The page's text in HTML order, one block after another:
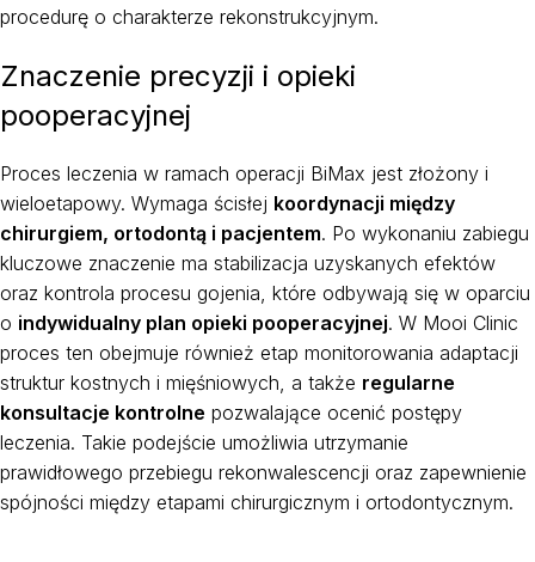
procedurę o charakterze rekonstrukcyjnym.
Znaczenie precyzji i opieki
pooperacyjnej
Proces leczenia w ramach operacji BiMax jest złożony i
wieloetapowy. Wymaga ścisłej koordynacji między
chirurgiem, ortodontą i pacjentem. Po wykonaniu zabiegu
kluczowe znaczenie ma stabilizacja uzyskanych efektów
oraz kontrola procesu gojenia, które odbywają się w oparciu
o indywidualny plan opieki pooperacyjnej. W Mooi Clinic
proces ten obejmuje również etap monitorowania adaptacji
struktur kostnych i mięśniowych, a także regularne
konsultacje kontrolne pozwalające ocenić postępy
leczenia. Takie podejście umożliwia utrzymanie
prawidłowego przebiegu rekonwalescencji oraz zapewnienie
spójności między etapami chirurgicznym i ortodontycznym.